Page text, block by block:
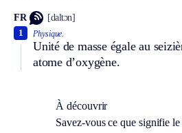
FR [daltɔn]
Physique.
Unité de masse égale au
atome d’oxygène.
1
À découvrir
Savez-vous ce que signifie